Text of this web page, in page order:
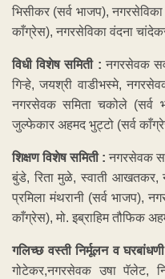
भिसीकर (सर्व भाजप), नगरसेविका
काँग्रेस), नगरसेविका वंदना
विधी विशेष समिती : नगरसेवक
गिऱ्हे, जयश्री वाडीभस्मे,
नगरसेवक समिता चकोले (सर्व
जुल्फेकार अहमद भुट्टो (सर्व
शिक्षण विशेष समिती : नगरसेवक
बुंडे, रिता मुळे, स्वाती आखतकर,
प्रमिला मंथरानी (सर्व भाजप),
काँग्रेस), मो. इब्राहिम तौफिक
गलिच्छ वस्ती निर्मूलन व
गोटेकर,नगरसेवक उषा पॅलेट,